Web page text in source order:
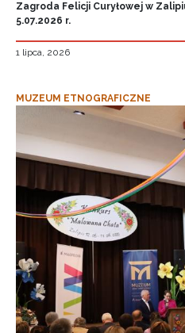
Zagroda Felicji Curyłowej w
5.07.2026 r.
1 lipca, 2026
MUZEUM ETNOGRAFICZNE